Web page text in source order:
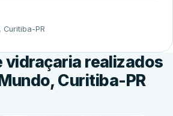
Curitiba-PR
vidraçaria realizados
Curitiba-PR